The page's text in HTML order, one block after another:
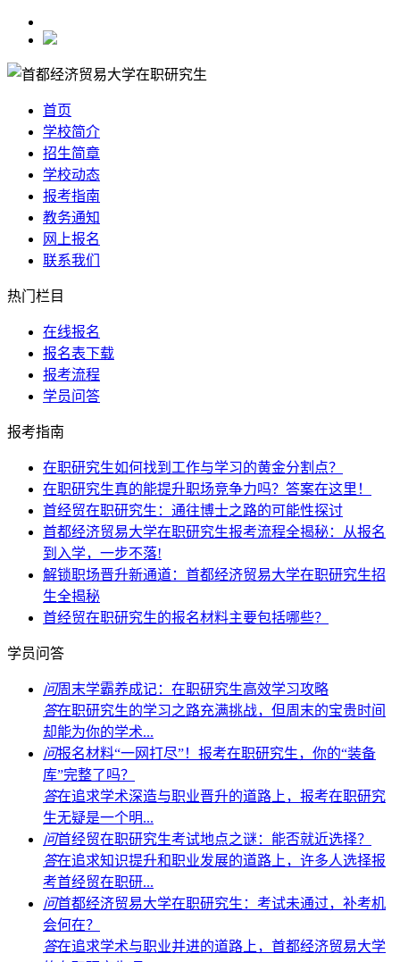
首页
学校简介
招生简章
学校动态
报考指南
教务通知
网上报名
联系我们
热门栏目
在线报名
报名表下载
报考流程
学员问答
报考指南
在职研究生如何找到工作与学习的黄金分割点？
在职研究生真的能提升职场竞争力吗？答案在这里！
首经贸在职研究生：通往博士之路的可能性探讨
首都经济贸易大学在职研究生报考流程全揭秘：从报名
到入学，一步不落!
解锁职场晋升新通道：首都经济贸易大学在职研究生招
生全揭秘
首经贸在职研究生的报名材料主要包括哪些？
学员问答
问周末学霸养成记：在职研究生高效学习攻略
答在职研究生的学习之路充满挑战，但周末的宝贵时间
却能为你的学术...
问报名材料“一网打尽”！报考在职研究生，你的“装备
库”完整了吗？
答在追求学术深造与职业晋升的道路上，报考在职研究
生无疑是一个明...
问首经贸在职研究生考试地点之谜：能否就近选择？
答在追求知识提升和职业发展的道路上，许多人选择报
考首经贸在职研...
问首都经济贸易大学在职研究生：考试未通过，补考机
会何在？
答在追求学术与职业并进的道路上，首都经济贸易大学